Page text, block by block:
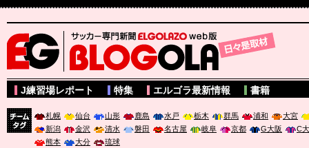
サッカー専門新聞ELGOLAZO web版 BLOGOLA
J練習場レポート 特集 エルゴラ最新情報 書籍
札幌 仙台 山形 鹿島 水戸 栃木 群馬 浦和
大宮
新潟
金沢 清水 磐田 名古屋 岐阜 京都 G大阪
C
熊本
大分 琉球